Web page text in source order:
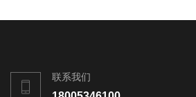
联系我们